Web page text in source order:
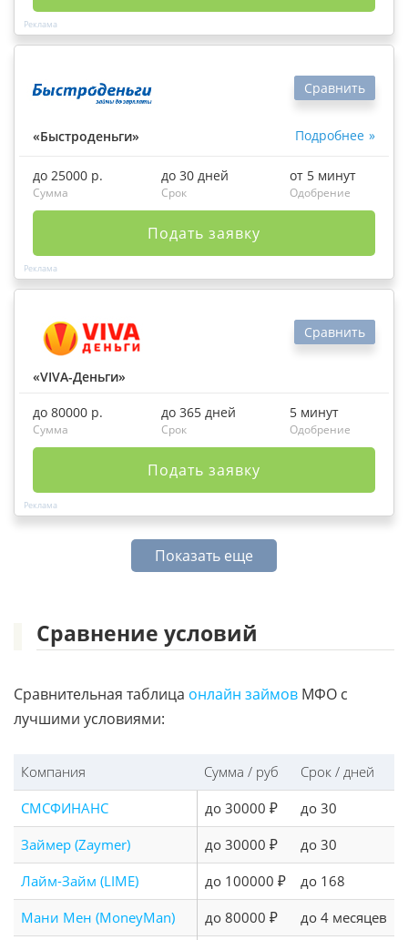
«Быстроденьги» Подробнее
Сравнить
до 25000 р.
Сумма
до 30 дней
Срок
от 5 минут
Одобрение
Подать заявку
«VIVA-Деньги»
Сравнить
до 80000 р.
Сумма
до 365 дней
Срок
5 минут
Одобрение
Подать заявку
Показать еще
Сравнение условий
Сравнительная таблица онлайн займов МФО с
лучшими условиями:
Компания Сумма / руб Срок / дней
СМСФИНАНС
до 30000 ₽ до 30
Займер (Zaymer)
до 30000 ₽ до 30
Лайм-Займ (LIME)
до 100000 ₽ до 168
Мани Мен (MoneyMan)
до 80000 ₽ до 4 месяцев